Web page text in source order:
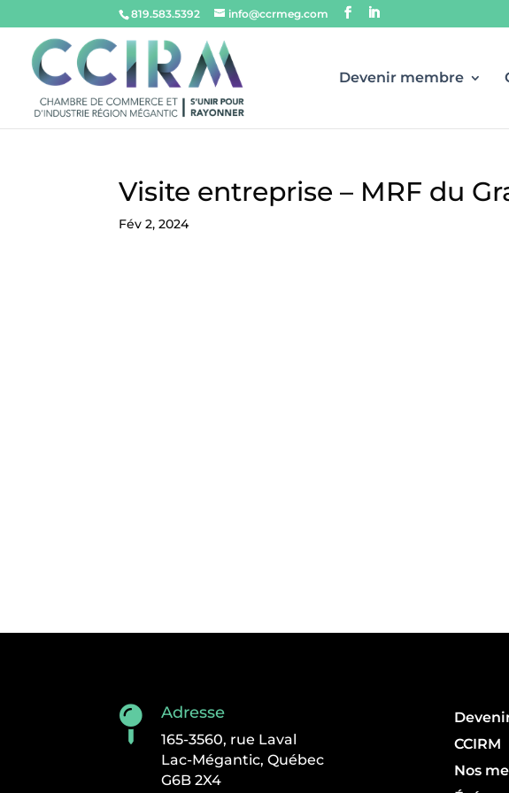
819.583.5392 info@ccrmeg.com
Devenir membre
Visite entreprise – MRF du
Fév 2, 2024
 Adresse
165-3560, rue Laval
Lac-Mégantic, Québec
G6B 2X4
CCIRM
Nos